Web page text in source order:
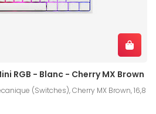
RGB - Blanc - Cherry MX Brown
(Switches), Cherry MX Brown, 16,8